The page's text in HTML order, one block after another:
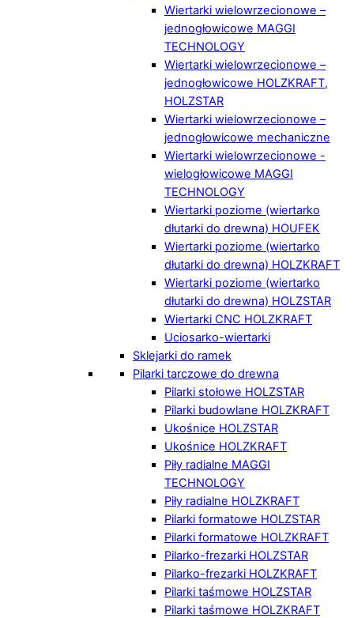
Wiertarki wielowrzecionowe –
jednogłowicowe MAGGI
TECHNOLOGY
Wiertarki wielowrzecionowe –
jednogłowicowe HOLZKRAFT,
HOLZSTAR
Wiertarki wielowrzecionowe –
jednogłowicowe mechaniczne
Wiertarki wielowrzecionowe -
wielogłowicowe MAGGI
TECHNOLOGY
Wiertarki poziome (wiertarko
dłutarki do drewna) HOUFEK
Wiertarki poziome (wiertarko
dłutarki do drewna) HOLZKRAFT
Wiertarki poziome (wiertarko
dłutarki do drewna) HOLZSTAR
Wiertarki CNC HOLZKRAFT
Uciosarko-wiertarki
Sklejarki do ramek
Pilarki tarczowe do drewna
Pilarki stołowe HOLZSTAR
Pilarki budowlane HOLZKRAFT
Ukośnice HOLZSTAR
Ukośnice HOLZKRAFT
Piły radialne MAGGI
TECHNOLOGY
Piły radialne HOLZKRAFT
Pilarki formatowe HOLZSTAR
Pilarki formatowe HOLZKRAFT
Pilarko-frezarki HOLZSTAR
Pilarko-frezarki HOLZKRAFT
Pilarki taśmowe HOLZSTAR
Pilarki taśmowe HOLZKRAFT